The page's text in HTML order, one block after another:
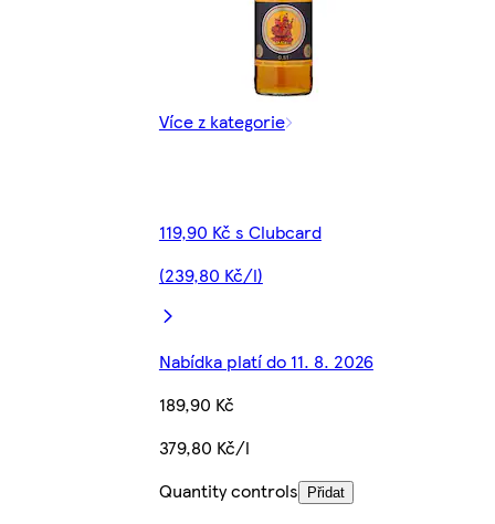
Více z kategorie
119,90 Kč s Clubcard
(239,80 Kč/l)
Nabídka platí do 11. 8. 2026
189,90 Kč
379,80 Kč/l
Quantity controls
Přidat